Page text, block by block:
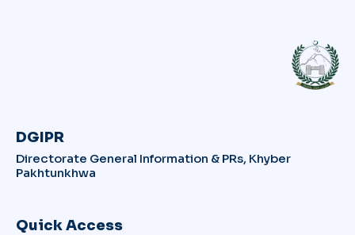
DGIPR
Directorate General Information & PRs, Khyber
Pakhtunkhwa
Quick Access